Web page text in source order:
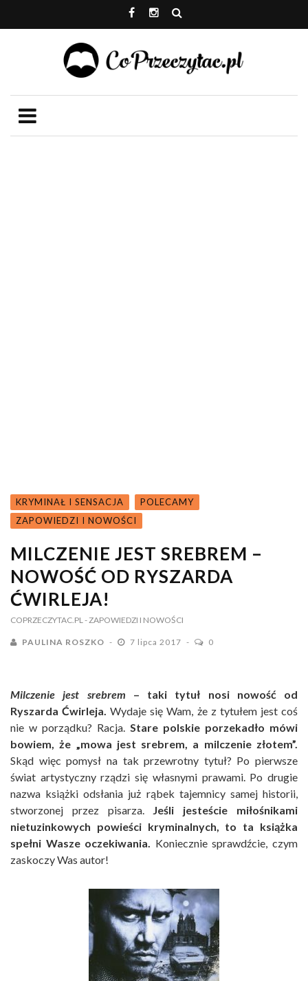
KRYMINAŁ I SENSACJA
POLECAMY
ZAPOWIEDZI I NOWOŚCI
MILCZENIE JEST SREBREM –
NOWOŚĆ OD RYSZARDA
ĆWIRLEJA!
COPRZECZYTAC.PL - ZAPOWIEDZI I NOWOŚCI
PAULINA ROSZKO 7 lipca 2017 0
Milczenie jest srebrem – taki tytuł nosi nowość od
Ryszarda Ćwirleja.Wydaje się Wam, że z tytułem jest coś
nie w porządku? Racja. Stare polskie porzekadło mówi
bowiem, że „mowa jest srebrem, a milczenie złotem”.
Skąd więc pomysł na tak przewrotny tytuł? Po pierwsze
świat artystyczny rządzi się własnymi prawami. Po drugie
nazwa książki odsłania już rąbek tajemnicy samej historii,
stworzonej przez pisarza. Jeśli jesteście miłośnikami
nietuzinkowych powieści kryminalnych, to ta książka
spełni Wasze oczekiwania. Koniecznie sprawdźcie, czym
zaskoczy Was autor!